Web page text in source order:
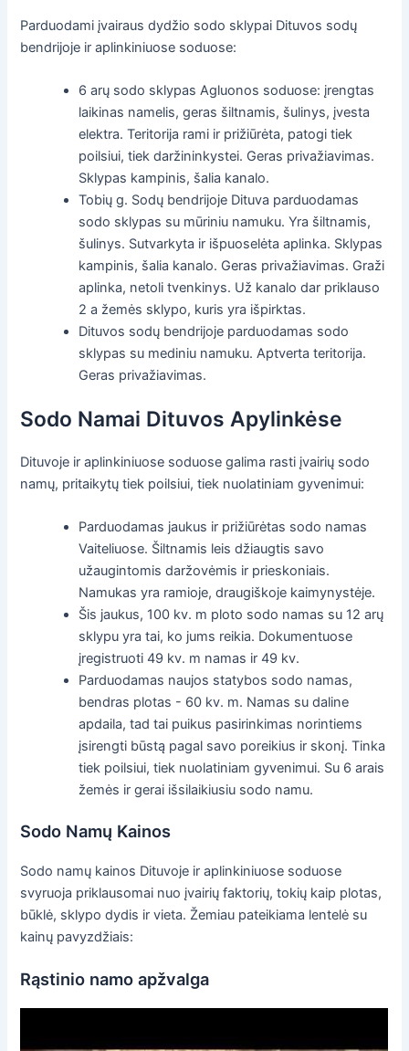
Parduodami įvairaus dydžio sodo sklypai Dituvos sodų
bendrijoje ir aplinkiniuose soduose:
6 arų sodo sklypas Agluonos soduose: įrengtas
laikinas namelis, geras šiltnamis, šulinys, įvesta
elektra. Teritorija rami ir prižiūrėta, patogi tiek
poilsiui, tiek daržininkystei. Geras privažiavimas.
Sklypas kampinis, šalia kanalo.
Tobių g. Sodų bendrijoje Dituva parduodamas
sodo sklypas su mūriniu namuku. Yra šiltnamis,
šulinys. Sutvarkyta ir išpuoselėta aplinka. Sklypas
kampinis, šalia kanalo. Geras privažiavimas. Graži
aplinka, netoli tvenkinys. Už kanalo dar priklauso
2 a žemės sklypo, kuris yra išpirktas.
Dituvos sodų bendrijoje parduodamas sodo
sklypas su mediniu namuku. Aptverta teritorija.
Geras privažiavimas.
Sodo Namai Dituvos Apylinkėse
Dituvoje ir aplinkiniuose soduose galima rasti įvairių sodo
namų, pritaikytų tiek poilsiui, tiek nuolatiniam gyvenimui:
Parduodamas jaukus ir prižiūrėtas sodo namas
Vaiteliuose. Šiltnamis leis džiaugtis savo
užaugintomis daržovėmis ir prieskoniais.
Namukas yra ramioje, draugiškoje kaimynystėje.
Šis jaukus, 100 kv. m ploto sodo namas su 12 arų
sklypu yra tai, ko jums reikia. Dokumentuose
įregistruoti 49 kv. m namas ir 49 kv.
Parduodamas naujos statybos sodo namas,
bendras plotas - 60 kv. m. Namas su daline
apdaila, tad tai puikus pasirinkimas norintiems
įsirengti būstą pagal savo poreikius ir skonį. Tinka
tiek poilsiui, tiek nuolatiniam gyvenimui. Su 6 arais
žemės ir gerai išsilaikiusiu sodo namu.
Sodo Namų Kainos
Sodo namų kainos Dituvoje ir aplinkiniuose soduose
svyruoja priklausomai nuo įvairių faktorių, tokių kaip plotas,
būklė, sklypo dydis ir vieta. Žemiau pateikiama lentelė su
kainų pavyzdžiais:
Rąstinio namo apžvalga